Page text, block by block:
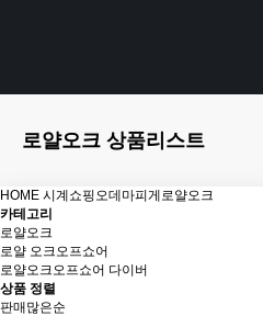
로얄오크 상품리스트
HOME 시계쇼핑오데마피게 로얄오크
카테고리
로얄오크
로얄 오크오프쇼어
로얄오크오프쇼어 다이버
상품 정렬
판매많은순